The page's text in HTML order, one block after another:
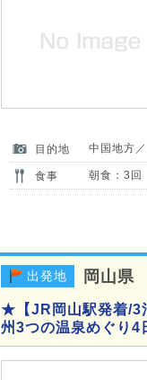
目的地 中国地方
食事 朝食：3
出発地 岡山県
★【JR岡山駅発着/3
州3つの温泉めぐり4